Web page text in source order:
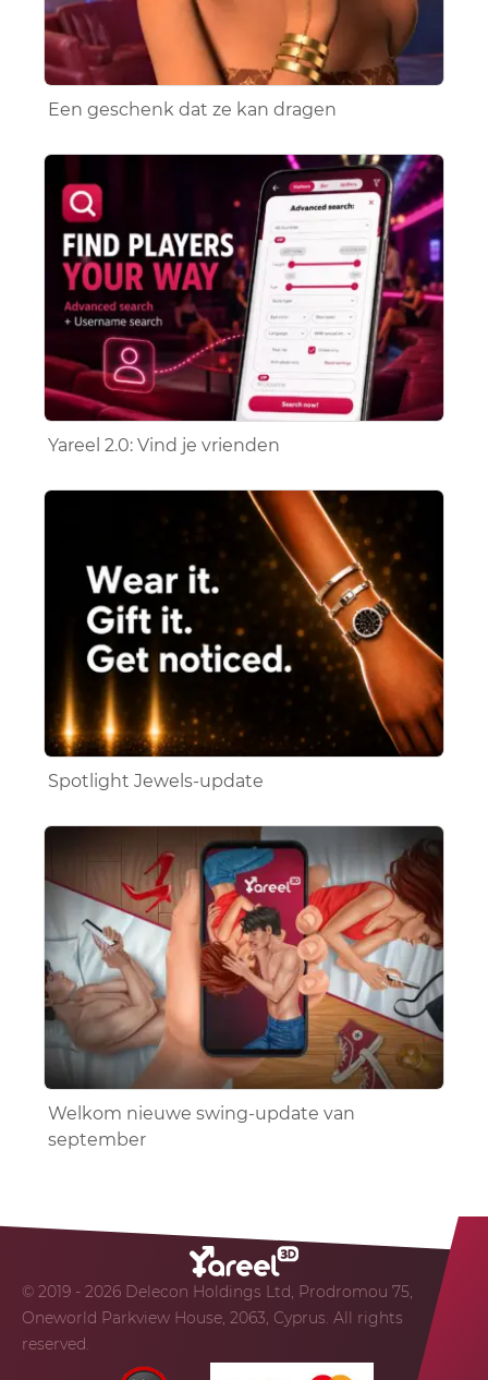
Een geschenk dat ze kan dragen
Yareel 2.0: Vind je vrienden
Spotlight Jewels-update
Welkom nieuwe swing-update van
september
© 2019 - 2026 Delecon Holdings Ltd, Prodromou 75,
Oneworld Parkview House, 2063, Cyprus. All rights
reserved.